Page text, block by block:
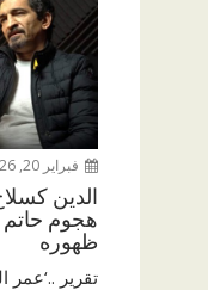
فبراير 20, 2026
الدين
هجوم حاتم
ظهوره
تقرير ..‘عمر